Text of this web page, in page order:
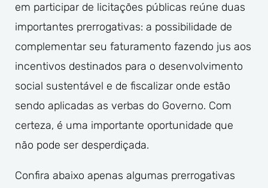
em participar de licitações públicas reúne duas
importantes prerrogativas: a possibilidade de
complementar seu faturamento fazendo jus aos
incentivos destinados para o desenvolvimento
social sustentável e de fiscalizar onde estão
sendo aplicadas as verbas do Governo. Com
certeza, é uma importante oportunidade que
não pode ser desperdiçada.
Confira abaixo apenas algumas prerrogativas